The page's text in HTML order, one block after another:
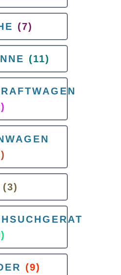
(7)
(11)
(3)
(9)